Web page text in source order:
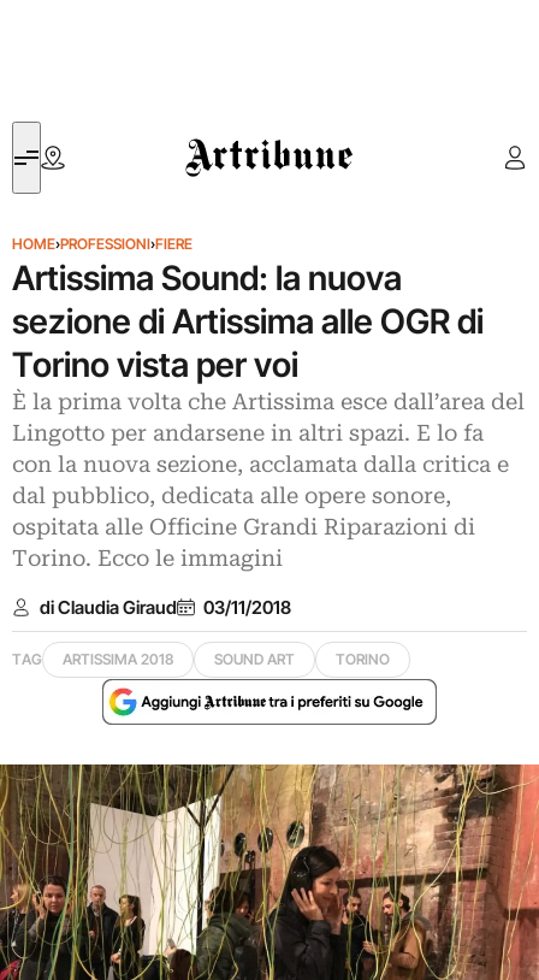
Artribune
HOME›PROFESSIONI›FIERE
Artissima Sound: la nuova
sezione di Artissima alle OGR di
Torino vista per voi
È la prima volta che Artissima esce dall’area del
Lingotto per andarsene in altri spazi. E lo fa
con la nuova sezione, acclamata dalla critica e
dal pubblico, dedicata alle opere sonore,
ospitata alle Officine Grandi Riparazioni di
Torino. Ecco le immagini
di Claudia Giraud 03/11/2018
TAG ARTISSIMA 2018 SOUND ART TORINO